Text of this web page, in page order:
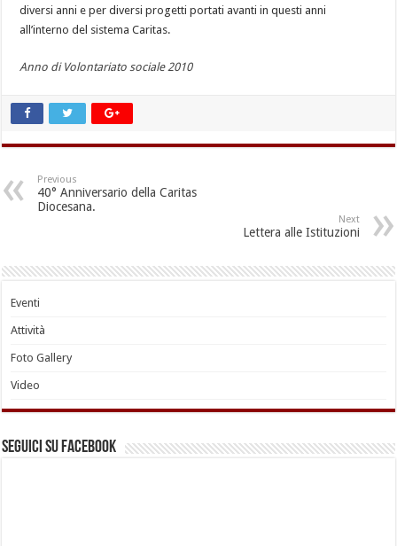
diversi anni e per diversi progetti portati avanti in questi anni
all’interno del sistema Caritas.
Anno di Volontariato sociale 2010
Previous
40° Anniversario della Caritas
Diocesana.
Next
Lettera alle Istituzioni
Eventi
Attività
Foto Gallery
Video
Seguici su Facebook